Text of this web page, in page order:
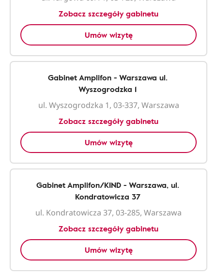
Zobacz szczegóły gabinetu
Umów wizytę
Gabinet Amplifon - Warszawa ul.
Wyszogrodzka 1
ul. Wyszogrodzka 1, 03-337, Warszawa
Zobacz szczegóły gabinetu
Umów wizytę
Gabinet Amplifon/KIND - Warszawa, ul.
Kondratowicza 37
ul. Kondratowicza 37, 03-285, Warszawa
Zobacz szczegóły gabinetu
Umów wizytę